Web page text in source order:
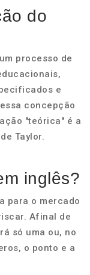
do
processo de
e
concepção
"teórica" é a
Taylor.
inglês?
para o mercado
Afinal de
só uma ou, no
o ponto e a